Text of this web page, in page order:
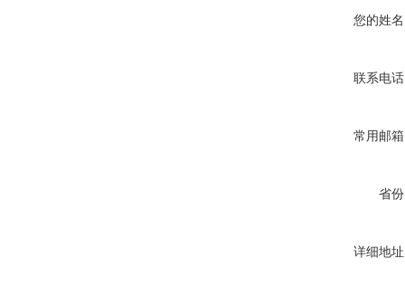
您的姓
联系电
常用邮
省
详细地